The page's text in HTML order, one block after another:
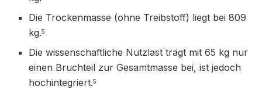
Die Trockenmasse (ohne Treibstoff) liegt bei 809
kg.5
Die wissenschaftliche Nutzlast trägt mit 65 kg nur
einen Bruchteil zur Gesamtmasse bei, ist jedoch
hochintegriert.5